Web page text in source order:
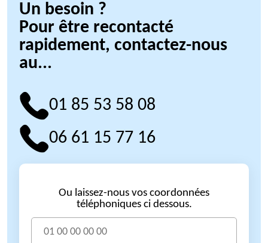
Un besoin ?
Pour être recontacté
rapidement, contactez-nous
au...
01 85 53 58 08
06 61 15 77 16
Ou laissez-nous vos coordonnées
téléphoniques ci dessous.